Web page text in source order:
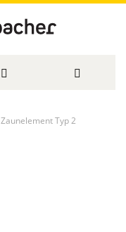
Zaunelement Typ 2